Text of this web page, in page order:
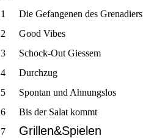
1 Die Gefangenen des Grenadiers
2
Good Vibes
3
Schock-Out Giessem
4
Durchzug
5
Spontan und Ahnungslos
6
Bis der Salat kommt
7
Grillen&Spielen